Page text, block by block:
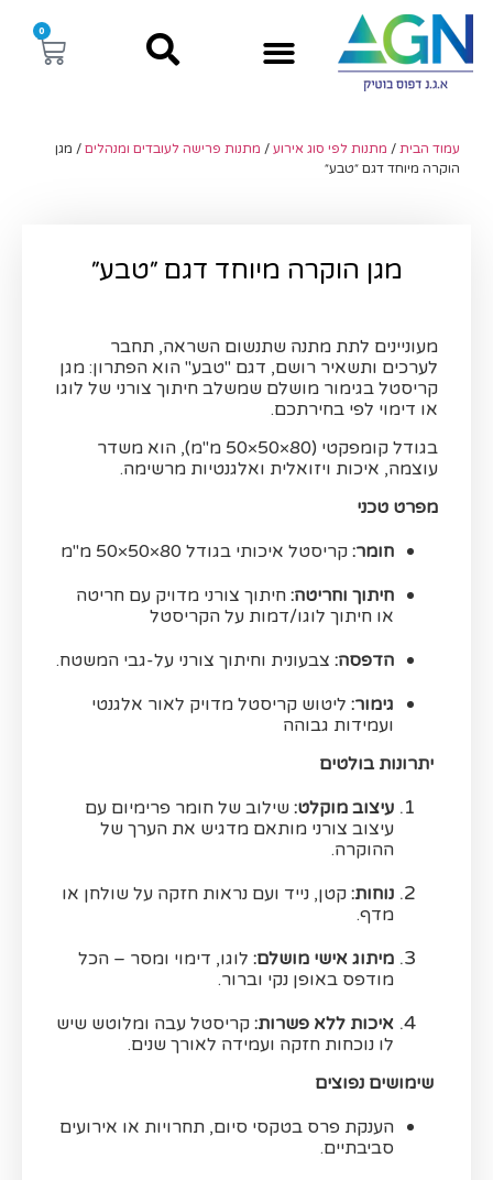
0
עמוד הבית / מתנות לפי סוג אירוע / מתנות פרישה לעובדים ומנהלים / מגן
הוקרה מיוחד דגם ״טבע״
מגן הוקרה מיוחד דגם ״טבע״
מעוניינים לתת מתנה שתנשום השראה, תחבר
לערכים ותשאיר רושם, דגם "טבע" הוא הפתרון: מגן
קריסטל בגימור מושלם שמשלב חיתוך צורני של לוגו
או דימוי לפי בחירתכם.
בגודל קומפקטי (80×50×50 מ"מ), הוא משדר
עוצמה, איכות ויזואלית ואלגנטיות מרשימה.
מפרט טכני
חומר: קריסטל איכותי בגודל 80×50×50 מ"מ
חיתוך וחריטה: חיתוך צורני מדויק עם חריטה
או חיתוך לוגו/דמות על הקריסטל
הדפסה: צבעונית וחיתוך צורני על-גבי המשטח.
גימור: ליטוש קריסטל מדויק לאור אלגנטי
ועמידות גבוהה
יתרונות בולטים
עיצוב מוקלט: שילוב של חומר פרימיום עם
עיצוב צורני מותאם מדגיש את הערך של
ההוקרה.
נוחות: קטן, נייד ועם נראות חזקה על שולחן או
מדף.
מיתוג אישי מושלם: לוגו, דימוי ומסר – הכל
מודפס באופן נקי וברור.
איכות ללא פשרות: קריסטל עבה ומלוטש שיש
לו נוכחות חזקה ועמידה לאורך שנים.
שימושים נפוצים
הענקת פרס בטקסי סיום, תחרויות או אירועים
סביבתיים.